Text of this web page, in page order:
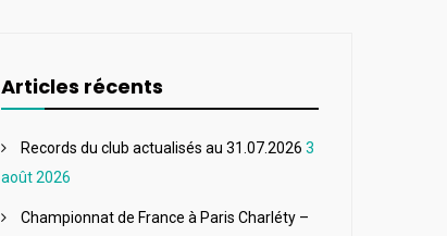
Articles récents
Records du club actualisés au 31.07.2026 3
août 2026
Championnat de France à Paris Charléty –